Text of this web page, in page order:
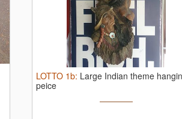
LOTTO 1b: Large Indian theme
peice